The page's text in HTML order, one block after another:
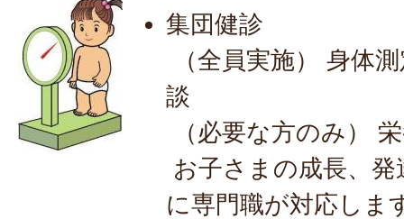
集団健診
（全員実施） 身体
談
（必要な方のみ）
お子さまの成長、
に専門職が対応しま